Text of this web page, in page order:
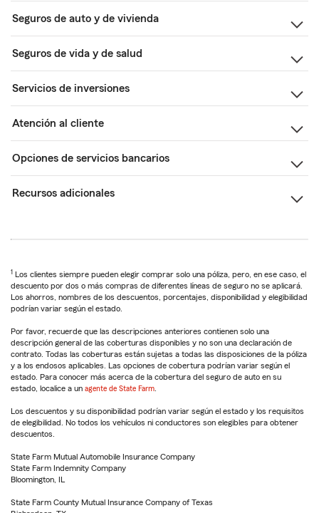
Seguros de auto y de vivienda
Seguros de vida y de salud
Servicios de inversiones
Atención al cliente
Opciones de servicios bancarios
Recursos adicionales
1 Los clientes siempre pueden elegir comprar solo una póliza, pero, en ese caso, el
descuento por dos o más compras de diferentes líneas de seguro no se aplicará.
Los ahorros, nombres de los descuentos, porcentajes, disponibilidad y elegibilidad
podrían variar según el estado.
Por favor, recuerde que las descripciones anteriores contienen solo una
descripción general de las coberturas disponibles y no son una declaración de
contrato. Todas las coberturas están sujetas a todas las disposiciones de la póliza
y a los endosos aplicables. Las opciones de cobertura podrían variar según el
estado. Para conocer más acerca de la cobertura del seguro de auto en su
estado, localice a un agente de State Farm
Los descuentos y su disponibilidad podrían variar según el estado y los requisitos
de elegibilidad. No todos los vehículos ni conductores son elegibles para obtener
descuentos.
State Farm Mutual Automobile Insurance Company
State Farm Indemnity Company
Bloomington, IL
State Farm County Mutual Insurance Company of Texas